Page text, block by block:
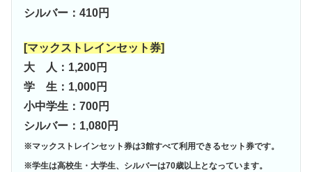
シルバー：410円
[マックストレインセット券]
大 人：1,200円
学 生：1,000円
小中学生：700円
シルバー：1,080円
※マックストレインセット券は3館すべて利用できるセット券です。
※学生は高校生・大学生、シルバーは70歳以上となっています。